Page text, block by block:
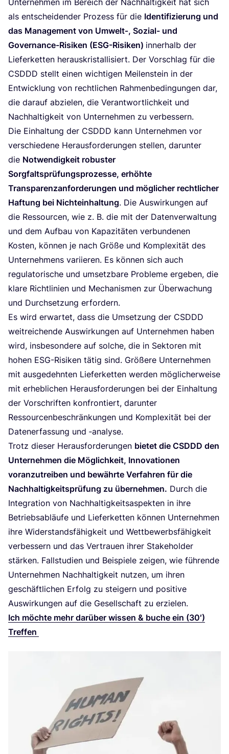
als ent­schei­den­der Pro­zess für die Iden­ti­fi­zie­rung und
das Manage­ment von Umwelt‑, Sozi­al- und
Gover­nan­ce-Risi­ken (ESG-Risi­ken) inner­halb der
Lie­fer­ket­ten her­aus­kris­tal­li­siert. Der Vor­schlag für die
CSDDD stellt einen wich­ti­gen Mei­len­stein in der
Ent­wick­lung von recht­li­chen Rah­men­be­din­gun­gen dar,
die dar­auf abzie­len, die Ver­ant­wort­lich­keit und
Nach­hal­tig­keit von Unter­neh­men zu verbessern.
Die Ein­hal­tung der CSDDD kann Unter­neh­men vor
ver­schie­de­ne Her­aus­for­de­run­gen stel­len, dar­un­ter
die Not­wen­dig­keit robus­ter
Sorg­falts­prü­fungs­pro­zes­se, erhöh­te
Trans­pa­renz­an­for­de­run­gen und mög­li­cher recht­li­cher
Haf­tung bei Nicht­ein­hal­tung. Die Aus­wir­kun­gen auf
die Res­sour­cen, wie z. B. die mit der Daten­ver­wal­tung
und dem Auf­bau von Kapa­zi­tä­ten ver­bun­de­nen
Kos­ten, kön­nen je nach Grö­ße und Kom­ple­xi­tät des
Unter­neh­mens vari­ie­ren. Es kön­nen sich auch
regu­la­to­ri­sche und umsetz­ba­re Pro­ble­me erge­ben, die
kla­re Richt­li­ni­en und Mecha­nis­men zur Über­wa­chung
und Durch­set­zung erfordern.
Es wird erwar­tet, dass die Umset­zung der CSDDD
weit­rei­chen­de Aus­wir­kun­gen auf Unter­neh­men haben
wird, ins­be­son­de­re auf sol­che, die in Sek­to­ren mit
hohen ESG-Risi­ken tätig sind. Grö­ße­re Unter­neh­men
mit aus­ge­dehn­ten Lie­fer­ket­ten wer­den mög­li­cher­wei­se
mit erheb­li­chen Her­aus­for­de­run­gen bei der Ein­hal­tung
der Vor­schrif­ten kon­fron­tiert, dar­un­ter
Res­sour­cen­be­schrän­kun­gen und Kom­ple­xi­tät bei der
Daten­er­fas­sung und ‑ana­ly­se.
Trotz die­ser Her­aus­for­de­run­gen bie­tet die CSDDD den
Unter­neh­men die Mög­lich­keit, Inno­va­tio­nen
vor­an­zu­trei­ben und bewähr­te Ver­fah­ren für die
Nach­hal­tig­keits­prü­fung zu über­neh­men. Durch die
Inte­gra­ti­on von Nach­hal­tig­keits­aspek­ten in ihre
Betriebs­ab­läu­fe und Lie­fer­ket­ten kön­nen Unter­neh­men
ihre Wider­stands­fä­hig­keit und Wett­be­werbs­fä­hig­keit
ver­bes­sern und das Ver­trau­en ihrer Stake­hol­der
stär­ken. Fall­stu­di­en und Bei­spie­le zei­gen, wie füh­ren­de
Unter­neh­men Nach­hal­tig­keit nut­zen, um ihren
geschäft­li­chen Erfolg zu stei­gern und posi­ti­ve
Aus­wir­kun­gen auf die Gesell­schaft zu erzielen.
Ich möch­te mehr dar­über wis­sen & buche ein (30′)
Treffen